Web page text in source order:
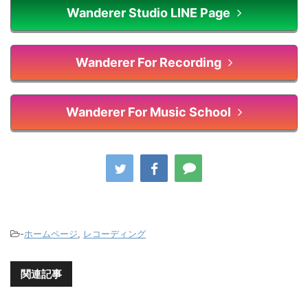
Wanderer Studio LINE Page
Wanderer For Recording
Wanderer For Music School
-ホームページ, レコーディング
関連記事